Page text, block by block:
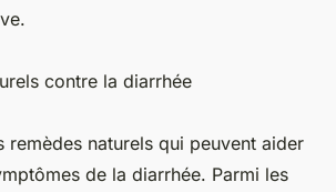
contre la diarrhée
remèdes naturels qui peuvent aider
de la diarrhée. Parmi les